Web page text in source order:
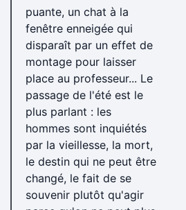
puante, un chat à la
fenêtre enneigée qui
disparaît par un effet de
montage pour laisser
place au professeur... Le
passage de l'été est le
plus parlant : les
hommes sont inquiétés
par la vieillesse, la mort,
le destin qui ne peut être
changé, le fait de se
souvenir plutôt qu'agir